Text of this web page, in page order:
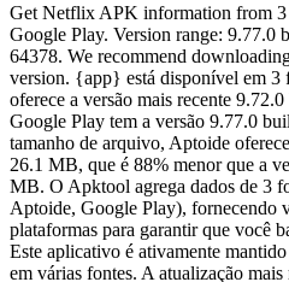
Get Netflix APK information from 3
Google Play. Version range: 9.77.0
64378. We recommend
version. {app} está disponível em 3
oferece a versão mais recente
Google Play tem a versão 9.77.0
tamanho de arquivo, Aptoide
26.1 MB, que é 88% menor que a
MB. O Apktool agrega dados de 3
Aptoide, Google Play), fornecendo
plataformas para garantir que você
Este aplicativo é ativamente
em várias fontes. A atualização